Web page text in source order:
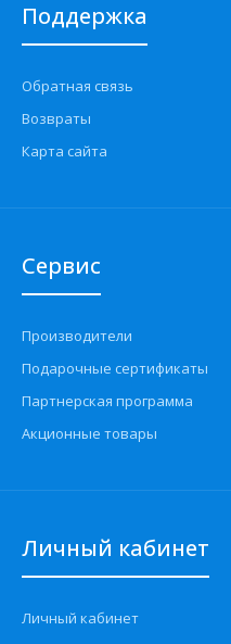
Поддержка
Обратная связь
Возвраты
Карта сайта
Сервис
Производители
Подарочные сертификаты
Партнерская программа
Акционные товары
Личный кабинет
Личный кабинет